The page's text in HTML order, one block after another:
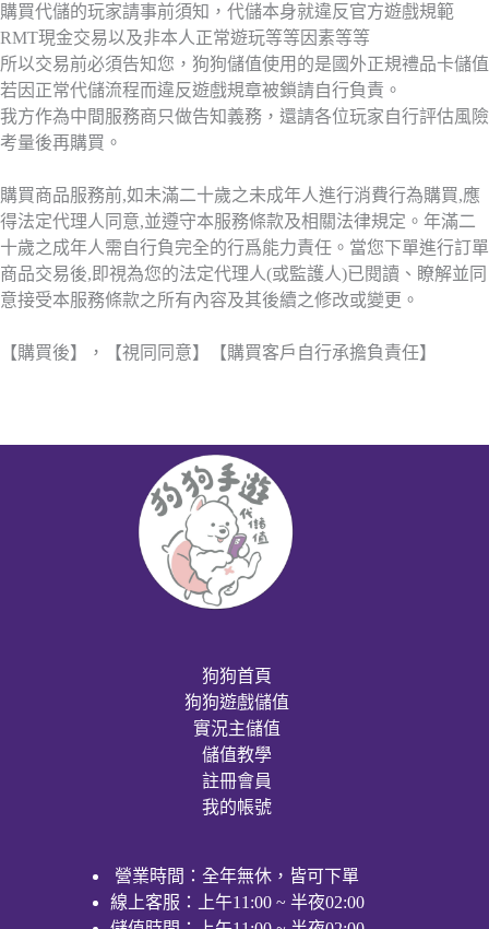
購買代儲的玩家請事前須知，代儲本身就違反官方遊戲規範
RMT現金交易以及非本人正常遊玩等等因素等等
所以交易前必須告知您，狗狗儲值使用的是國外正規禮品卡儲值
若因正常代儲流程而違反遊戲規章被鎖請自行負責。
我方作為中間服務商只做告知義務，還請各位玩家自行評估風險
考量後再購買。
購買商品服務前,如未滿二十歲之未成年人進行消費行為購買,應
得法定代理人同意,並遵守本服務條款及相關法律規定。年滿二
十歲之成年人需自行負完全的行爲能力責任。當您下單進行訂單
商品交易後,即視為您的法定代理人(或監護人)已閱讀、瞭解並同
意接受本服務條款之所有內容及其後續之修改或變更。
【購買後】，【視同同意】【購買客戶自行承擔負責任】
狗狗首頁
狗狗遊戲儲值
實況主儲值
儲值教學
註冊會員
我的帳號
營業時間：全年無休，皆可下單
線上客服：上午11:00 ~ 半夜02:00